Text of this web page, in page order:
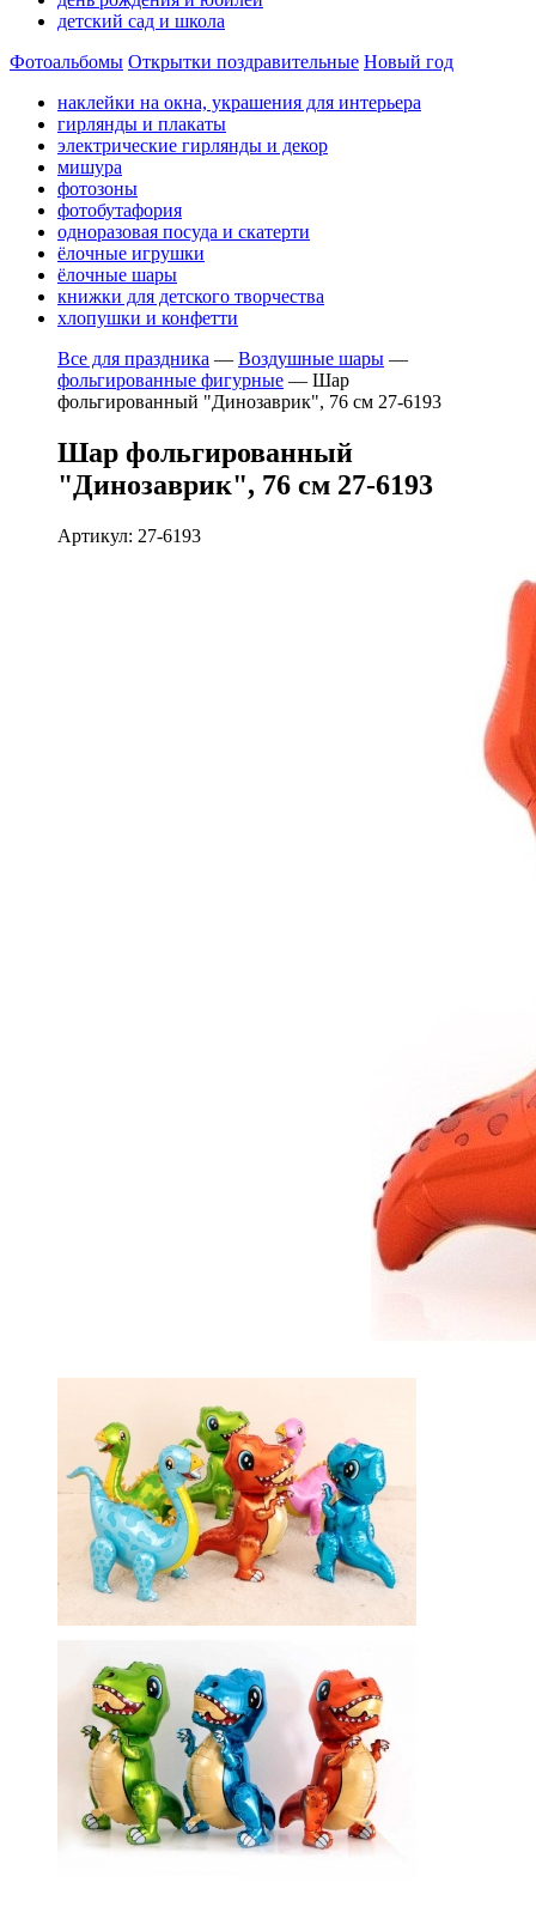
детский сад и школа
Фотоальбомы Открытки поздравительные Новый год
наклейки на окна, украшения для интерьера
гирлянды и плакаты
электрические гирлянды и декор
мишура
фотозоны
фотобутафория
одноразовая посуда и скатерти
ёлочные игрушки
ёлочные шары
книжки для детского творчества
хлопушки и конфетти
Все для праздника — Воздушные шары —
фольгированные фигурные — Шар
фольгированный "Динозаврик", 76 см 27-6193
Шар фольгированный
"Динозаврик", 76 см 27-6193
Артикул: 27-6193